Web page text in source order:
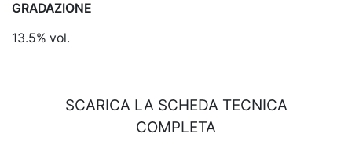
GRADAZIONE
13.5% vol.
SCARICA LA SCHEDA TECNICA
COMPLETA